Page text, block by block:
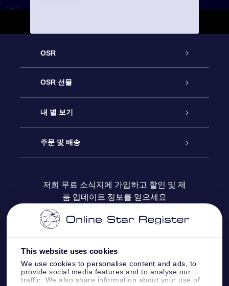
This website uses cookies
We use cookies to personalise content and ads, to
provide social media features and to analyse our
traffic. We also share information about your use of
OSR
고객 서비스
연락처
블로그
OSR 선물
온라인 별 선물
OSR 선물 팩
OSR 상품권
기업 선물
내 별 보기
Star Register
맞춤 별 페이지
One Million Stars
주문 및 배송
결제 정보
배송 정보
환불 정책
저희 무료 소식지에 가입하고 할인 및 제
품 업데이트 정보를 얻으세요